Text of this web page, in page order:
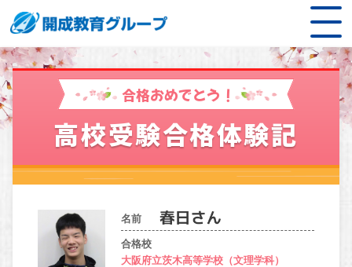
合格おめでとう！
高校受験合格体験記
名前
合格校
大阪府立茨木高等学校（文理学科）